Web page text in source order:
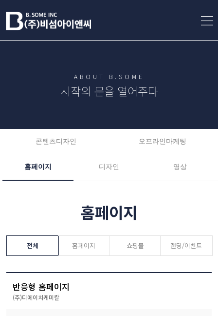
ABOUT B.SOME
시작의 문을 열어주다
콘텐츠디자인 오프라인마케팅
홈페이지 디자인 영상
홈페이지
전체 홈페이지 쇼핑몰 랜딩/이벤트
반응형 홈페이지
(주)디에이치케미칼